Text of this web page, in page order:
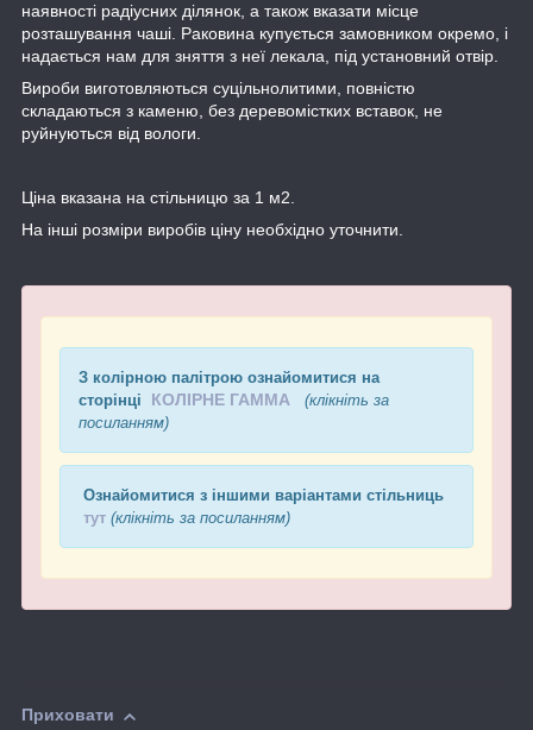
наявності радіусних ділянок, а також вказати місце
розташування чаші. Раковина купується замовником окремо, і
надається нам для зняття з неї лекала, під установний отвір.
Вироби виготовляються суцільнолитими, повністю
складаються з каменю, без деревомістких вставок, не
руйнуються від вологи.
Ціна вказана на стільницю за 1 м2.
На інші розміри виробів ціну необхідно уточнити.
З колірною палітрою ознайомитися на
сторінці
КОЛІРНЕ ГАММА
(клікніть за
посиланням)
Ознайомитися з іншими варіантами стільниць
тут (клікніть за посиланням)
Приховати